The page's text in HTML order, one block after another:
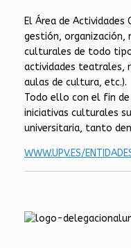
El Área de
gestión, organización,
culturales de todo
actividades teatrales,
aulas de cultura, etc.).
Todo ello con el fin
iniciativas culturales
universitaria, tanto
WWW.UPV.ES/